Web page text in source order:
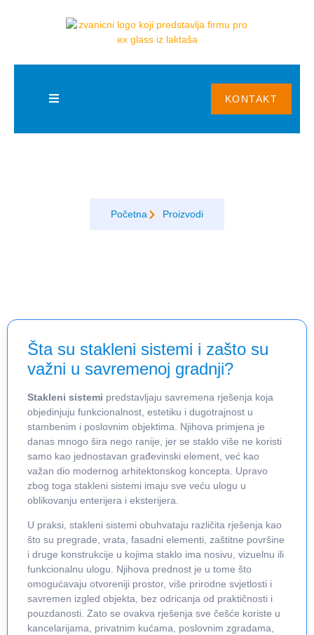
KONTAKT
Početna Proizvodi
Šta su stakleni sistemi i zašto su
važni u savremenoj gradnji?
Stakleni sistemi predstavljaju savremena rješenja koja
objedinjuju funkcionalnost, estetiku i dugotrajnost u
stambenim i poslovnim objektima. Njihova primjena je
danas mnogo šira nego ranije, jer se staklo više ne koristi
samo kao jednostavan građevinski element, već kao
važan dio modernog arhitektonskog koncepta. Upravo
zbog toga stakleni sistemi imaju sve veću ulogu u
oblikovanju enterijera i eksterijera.
U praksi, stakleni sistemi obuhvataju različita rješenja kao
što su pregrade, vrata, fasadni elementi, zaštitne površine
i druge konstrukcije u kojima staklo ima nosivu, vizuelnu ili
funkcionalnu ulogu. Njihova prednost je u tome što
omogućavaju otvoreniji prostor, više prirodne svjetlosti i
savremen izgled objekta, bez odricanja od praktičnosti i
pouzdanosti. Zato se ovakva rješenja sve češće koriste u
kancelarijama, privatnim kućama, poslovnim zgradama,